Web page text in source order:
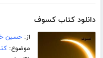
دانلود کتاب کسوف
از:حسین
موضوع: